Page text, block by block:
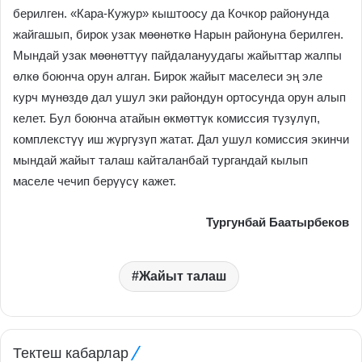
берилген. «Кара-Кужур» кыштоосу да Кочкор районунда
жайгашып, бирок узак мөөнөткө Нарын районуна берилген.
Мындай узак мөөнөттγγ пайдалануудагы жайыттар жалпы
өлкө боюнча орун алган. Бирок жайыт маселеси эң эле
курч мγнөздө дал ушул эки райондун ортосунда орун алып
келет. Бул боюнча атайын өкмөттγк комиссия тγзγлγп,
комплекстγγ иш жγргγзγп жатат. Дал ушул комиссия экинчи
мындай жайыт талаш кайталанбай тургандай кылып
маселе чечип берγγсγ кажет.
Тургунбай Баатырбеков
Жайыт талаш
Тектеш кабарлар